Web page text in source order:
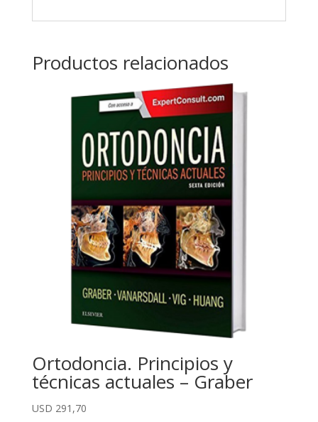
Productos relacionados
Ortodoncia. Principios y
técnicas actuales – Graber
USD 291,70